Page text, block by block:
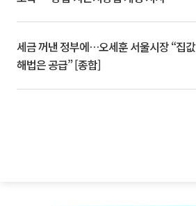
세금 꺼낸 정부에…오세훈 서울시장 “집값
해법은 공급” [종합]